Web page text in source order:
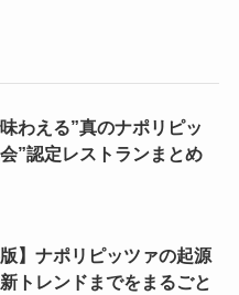
わえる”真のナポリピッ
”認定レストランまとめ
版】ナポリピッツァの起源
トレンドまでをまるごと